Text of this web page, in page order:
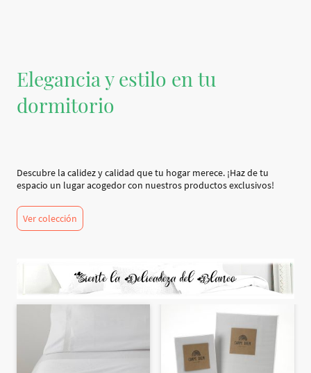
Elegancia y estilo en tu
dormitorio
Descubre la calidez y calidad que tu hogar merece. ¡Haz de tu
espacio un lugar acogedor con nuestros productos exclusivos!
Ver colección